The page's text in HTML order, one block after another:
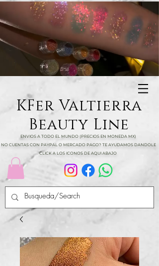
KFer Valtierra
Beauty Line
ENVIOS A TODO EL MUNDO (PRECIOS EN MONEDA MX)
NO CUENTAS CON PAYPAL O MERCADO PAGO? TE AYUDAMOS DANDOLE
CLICK A LOS ICONOS DE AQUI ABAJO